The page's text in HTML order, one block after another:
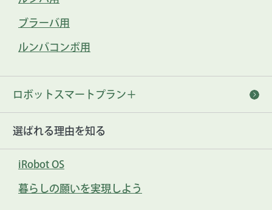
ブラーバ用
ルンバコンボ用
ロボットスマートプラン＋
選ばれる理由を知る
iRobot OS
暮らしの願いを実現しよう